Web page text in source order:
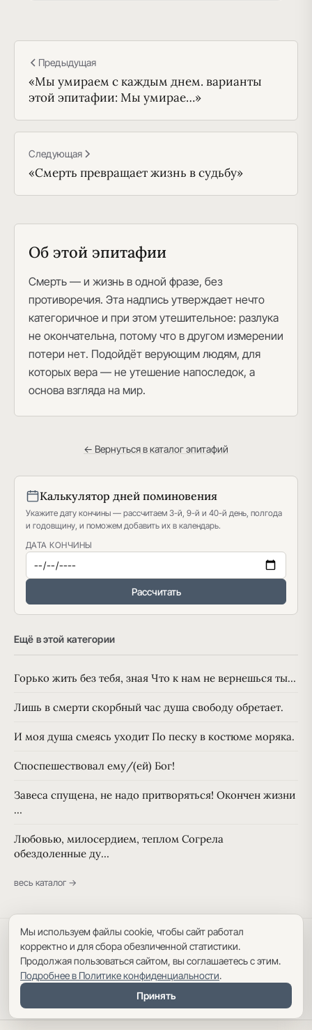
Предыдущая
«Мы умираем с каждым днем. варианты
этой эпитафии: Мы умирае…»
Следующая
«Смерть превращает жизнь в судьбу»
Об этой эпитафии
Смерть — и жизнь в одной фразе, без
противоречия. Эта надпись утверждает нечто
категоричное и при этом утешительное: разлука
не окончательна, потому что в другом измерении
потери нет. Подойдёт верующим людям, для
которых вера — не утешение напоследок, а
основа взгляда на мир.
← Вернуться в каталог эпитафий
Калькулятор дней поминовения
Укажите дату кончины — рассчитаем 3-й, 9-й и 40-й день, полгода
и годовщину, и поможем добавить их в календарь.
ДАТА КОНЧИНЫ
Рассчитать
Ещё в этой категории
Горько жить без тебя, зная Что к нам не вернешься ты…
Лишь в смерти скорбный час душа свободу обретает.
И моя душа смеясь уходит По песку в костюме моряка.
Споспешествовал ему/(ей) Бог!
Завеса спущена, не надо притворяться! Окончен жизни
…
Любовью, милосердием, теплом Согрела
обездоленные ду…
весь каталог →
Политика конфиденциальности Пользовательское соглашение
Карта сайта
Мы используем файлы cookie, чтобы сайт работал
корректно и для сбора обезличенной статистики.
Продолжая пользоваться сайтом, вы соглашаетесь с этим.
Подробнее в Политике конфиденциальности.
Принять